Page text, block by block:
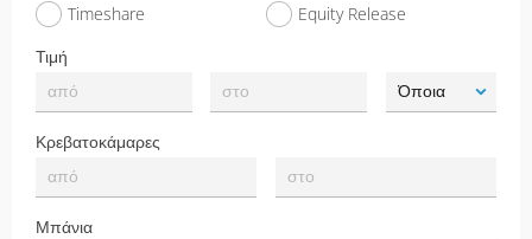
Timeshare
Equity Release
Τιμή
Κρεβατοκάμαρες
Μπάνια